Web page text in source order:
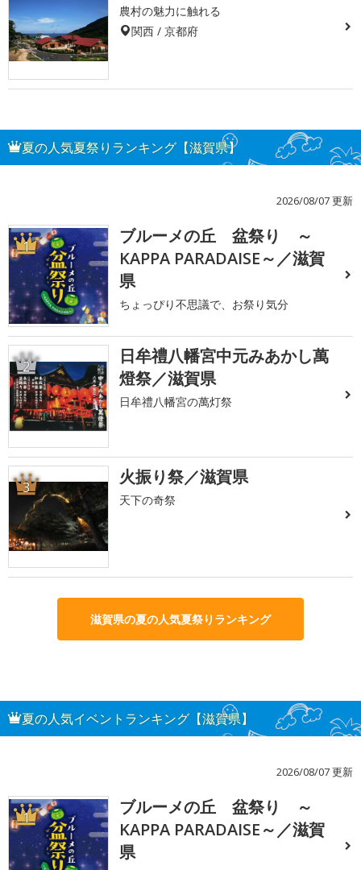
農村の魅力に触れる
関西 / 京都府
夏の人気夏祭りランキング【滋賀県】
2026/08/07 更新
1
ブルーメの丘 盆祭り ～
KAPPA PARADAISE～／滋賀
県
ちょっぴり不思議で、お祭り気分
2
日牟禮八幡宮中元みあかし萬
燈祭／滋賀県
日牟禮八幡宮の萬灯祭
3 火振り祭／滋賀県
天下の奇祭
滋賀県の夏の人気夏祭りランキング
夏の人気イベントランキング【滋賀県】
2026/08/07 更新
1
ブルーメの丘 盆祭り ～
KAPPA PARADAISE～／滋賀
県